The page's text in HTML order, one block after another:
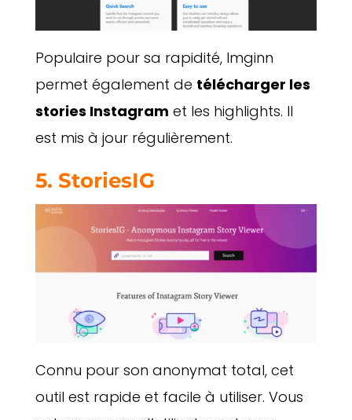
Populaire pour sa rapidité, Imginn
permet également de télécharger les
stories Instagram et les highlights. Il
est mis à jour régulièrement.
5. StoriesIG
Connu pour son anonymat total, cet
outil est rapide et facile à utiliser. Vous